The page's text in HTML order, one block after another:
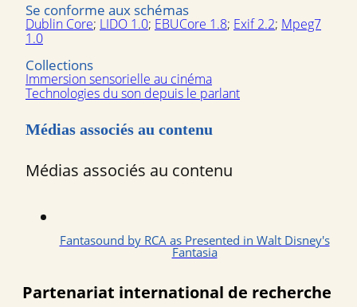
Se conforme aux schémas
Dublin Core; LIDO 1.0; EBUCore 1.8; Exif 2.2; Mpeg7
1.0
Collections
Immersion sensorielle au cinéma
Technologies du son depuis le parlant
Médias associés au contenu
Médias associés au contenu
Fantasound by RCA as Presented in Walt Disney's
Fantasia
Partenariat international de recherche